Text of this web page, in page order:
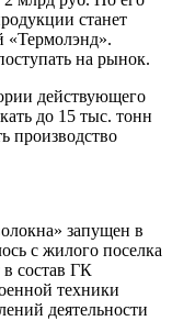
станет
«Термолэнд».
на рынок.
действующего
до 15 тыс. тонн
производство
запущен в
с жилого поселка
в состав ГК
техники
деятельности